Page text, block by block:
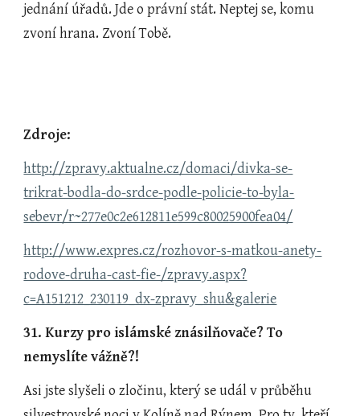
jednání úřadů. Jde o právní stát. Neptej se, komu
zvoní hrana. Zvoní Tobě.
Zdroje:
http://zpravy.aktualne.cz/domaci/divka-se-
trikrat-bodla-do-srdce-podle-policie-to-byla-
sebevr/r~277e0c2e612811e599c80025900fea04/
http://www.expres.cz/rozhovor-s-matkou-anety-
rodove-druha-cast-fie-/zpravy.aspx?
c=A151212_230119_dx-zpravy_shu&galerie
31. Kurzy pro islámské znásilňovače? To
nemyslíte vážně?!
Asi jste slyšeli o zločinu, který se udál v průběhu